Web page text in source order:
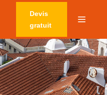
Devis
gratuit